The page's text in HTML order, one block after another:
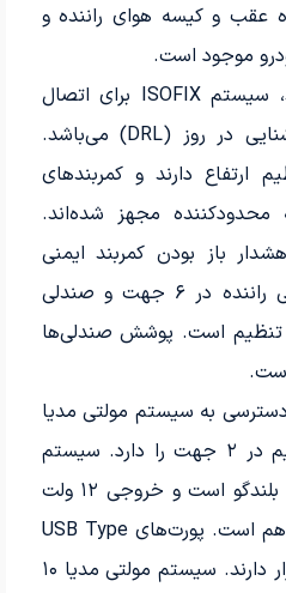
عقب و کیسه هوای راننده و
موجود است.
یکی از ویژگی‌های ارزشمند، سیستم ISOFIX برای اتصال
صندلی کودک و چراغ روشنایی در روز (DRL) می‌باشد.
ارتفاع دارند و کمربندهای
مجهز شده‌اند.
باز بودن کمربند ایمنی
(SBR) بوده و صندلی برقی راننده در ۶ جهت و صندلی
قابل تنظیم است. پوشش صندلی‌ها
به سیستم مولتی مدیا
مجهز شده و قابلیت تنظیم در ۲ جهت را دارد. سیستم
صوتی شامل ۲ توییتر و ۴ بلندگو است و خروجی ۱۲ ولت
نیز برای شارژ دستگاه‌ها فراهم است. پورت‌های USB Type
A و Type C در دسترس قرار دارند. سیستم مولتی مدیا ۱۰